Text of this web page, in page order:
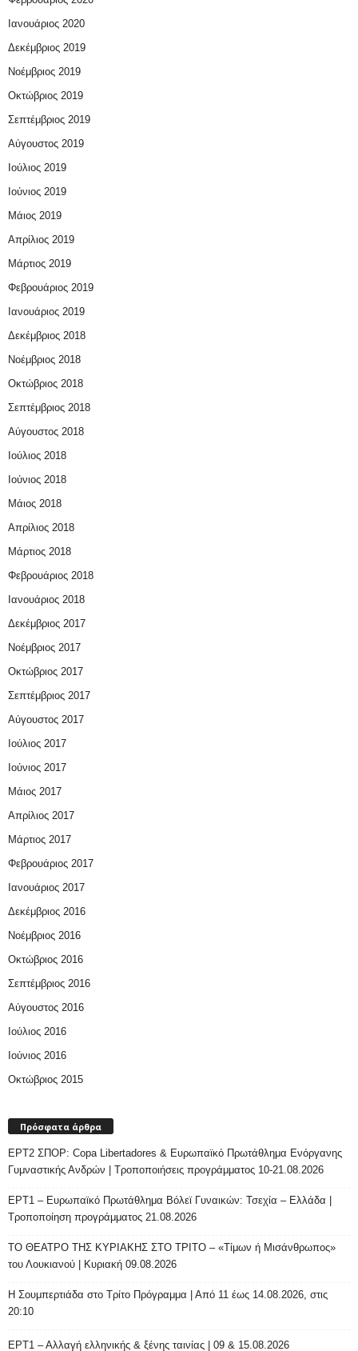
Ιανουάριος 2020
Δεκέμβριος 2019
Νοέμβριος 2019
Οκτώβριος 2019
Σεπτέμβριος 2019
Αύγουστος 2019
Ιούλιος 2019
Ιούνιος 2019
Μάιος 2019
Απρίλιος 2019
Μάρτιος 2019
Φεβρουάριος 2019
Ιανουάριος 2019
Δεκέμβριος 2018
Νοέμβριος 2018
Οκτώβριος 2018
Σεπτέμβριος 2018
Αύγουστος 2018
Ιούλιος 2018
Ιούνιος 2018
Μάιος 2018
Απρίλιος 2018
Μάρτιος 2018
Φεβρουάριος 2018
Ιανουάριος 2018
Δεκέμβριος 2017
Νοέμβριος 2017
Οκτώβριος 2017
Σεπτέμβριος 2017
Αύγουστος 2017
Ιούλιος 2017
Ιούνιος 2017
Μάιος 2017
Απρίλιος 2017
Μάρτιος 2017
Φεβρουάριος 2017
Ιανουάριος 2017
Δεκέμβριος 2016
Νοέμβριος 2016
Οκτώβριος 2016
Σεπτέμβριος 2016
Αύγουστος 2016
Ιούλιος 2016
Ιούνιος 2016
Οκτώβριος 2015
Πρόσφατα άρθρα
ΕΡΤ2 ΣΠΟΡ: Copa Libertadores & Ευρωπαϊκό Πρωτάθλημα Ενόργανης
Γυμναστικής Ανδρών | Τροποποιήσεις προγράμματος 10-21.08.2026
ΕΡΤ1 – Ευρωπαϊκό Πρωτάθλημα Βόλεϊ Γυναικών: Τσεχία – Ελλάδα |
Τροποποίηση προγράμματος 21.08.2026
ΤΟ ΘΕΑΤΡΟ ΤΗΣ ΚΥΡΙΑΚΗΣ ΣΤΟ ΤΡΙΤΟ – «Τίμων ή Μισάνθρωπος»
του Λουκιανού | Κυριακή 09.08.2026
H Σουμπερτιάδα στο Τρίτο Πρόγραμμα | Από 11 έως 14.08.2026, στις
20:10
ΕΡΤ1 – Αλλαγή ελληνικής & ξένης ταινίας | 09 & 15.08.2026